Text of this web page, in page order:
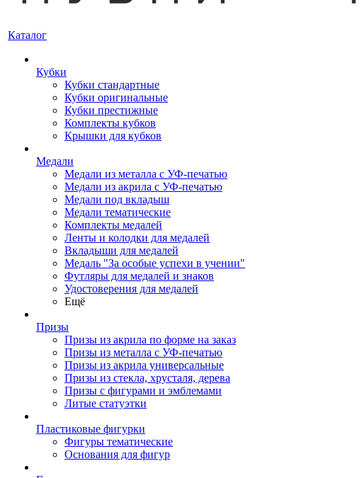
Каталог
Кубки
Кубки стандартные
Кубки оригинальные
Кубки престижные
Комплекты кубков
Крышки для кубков
Медали
Медали из металла с УФ-печатью
Медали из акрила с УФ-печатью
Медали под вкладыш
Медали тематические
Комплекты медалей
Ленты и колодки для медалей
Вкладыши для медалей
Медаль "За особые успехи в учении"
Футляры для медалей и знаков
Удостоверения для медалей
Ещё
Призы
Призы из акрила по форме на заказ
Призы из металла с УФ-печатью
Призы из акрила универсальные
Призы из стекла, хрусталя, дерева
Призы с фигурами и эмблемами
Литые статуэтки
Пластиковые фигурки
Фигуры тематические
Основания для фигур